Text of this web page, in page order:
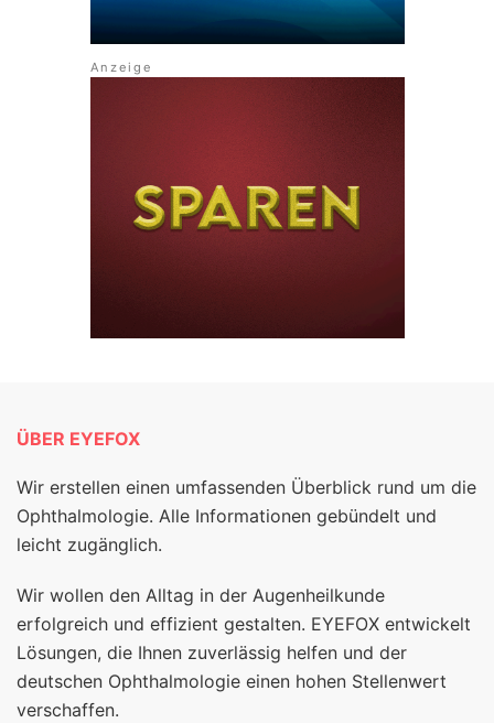
ÜBER EYEFOX
Wir erstellen einen umfassenden Überblick rund um die
Ophthalmologie. Alle Informationen gebündelt und
leicht zugänglich.
Wir wollen den Alltag in der Augenheilkunde
erfolgreich und effizient gestalten. EYEFOX entwickelt
Lösungen, die Ihnen zuverlässig helfen und der
deutschen Ophthalmologie einen hohen Stellenwert
verschaffen.